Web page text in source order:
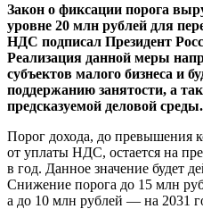
Закон о фиксации порога
уровне 20 млн рублей для
НДС подписал Президент
Реализация данной меры
субъектов малого бизнеса и
поддержанию занятости, а
предсказуемой деловой среды.
Порог дохода, до превышения
от уплаты НДС, остается на
в год. Данное значение будет
Снижение порога до 15 млн
а до 10 млн рублей — на 2031